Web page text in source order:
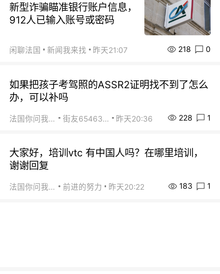
新型诈骗瞄准银行账户信息，
912人已输入账号或密码
闲聊法国 新闻我来找 昨天21:07 218 0
如果把孩子考驾照的ASSR2证明找不到了怎么
办，可以补吗
法国你问我答 街友65463281 昨天20:36 228 1
大家好，培训vtc 有中国人吗？在哪里培训，
谢谢回复
法国你问我答 前进的努力 昨天20:22 183 1